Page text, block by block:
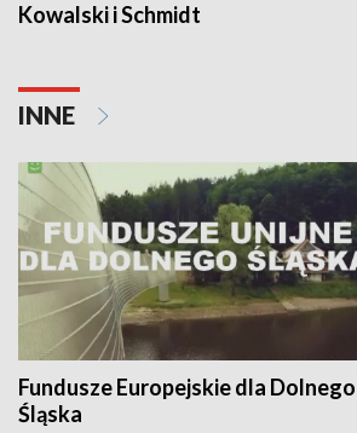
Kowalski i Schmidt
INNE
Fundusze Europejskie dla Dolnego
Śląska